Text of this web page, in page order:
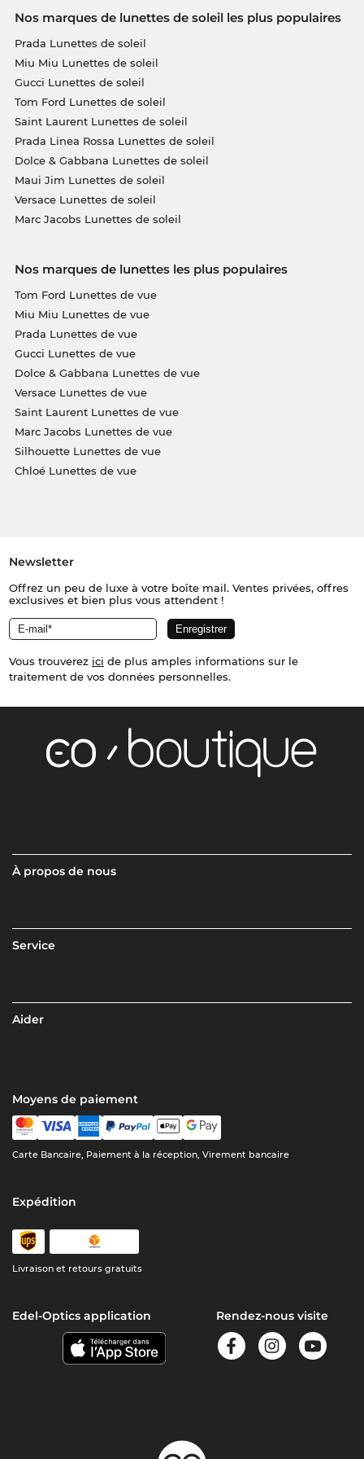
Nos marques de lunettes de soleil les plus populaires
Prada Lunettes de soleil
Miu Miu Lunettes de soleil
Gucci Lunettes de soleil
Tom Ford Lunettes de soleil
Saint Laurent Lunettes de soleil
Prada Linea Rossa Lunettes de soleil
Dolce & Gabbana Lunettes de soleil
Maui Jim Lunettes de soleil
Versace Lunettes de soleil
Marc Jacobs Lunettes de soleil
Nos marques de lunettes les plus populaires
Tom Ford Lunettes de vue
Miu Miu Lunettes de vue
Prada Lunettes de vue
Gucci Lunettes de vue
Dolce & Gabbana Lunettes de vue
Versace Lunettes de vue
Saint Laurent Lunettes de vue
Marc Jacobs Lunettes de vue
Silhouette Lunettes de vue
Chloé Lunettes de vue
Newsletter
Offrez un peu de luxe à votre boîte mail. Ventes privées, offres
exclusives et bien plus vous attendent !
Vous trouverez ici de plus amples informations sur le
traitement de vos données personnelles.
À propos de nous
Service
Aider
Moyens de paiement
Carte Bancaire, Paiement à la réception, Virement bancaire
Expédition
Livraison et retours gratuits
Edel-Optics application Rendez-nous visite